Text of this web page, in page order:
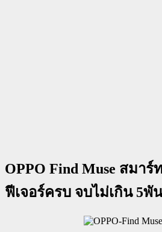
OPPO Find Muse สมา
ฟีเจอร์ครบ จบไม่เกิน 5พั